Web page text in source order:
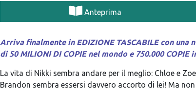
Anteprima
Arriva finalmente in EDIZIONE TASCABILE con
di 50 MILIONI DI COPIE nel mondo e 750.000 COPIE
La vita di Nikki sembra andare per il meglio: Chloe e
Brandon sembra essersi davvero accorto di lei! Ma